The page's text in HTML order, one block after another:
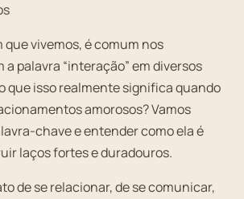
que vivemos, é comum nos
a palavra “interação” em diversos
que isso realmente significa quando
amorosos? Vamos
chave e entender como ela é
laços fortes e duradouros.
de se relacionar, de se comunicar,